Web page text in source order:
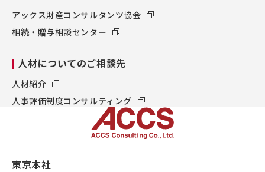
アックス財産コンサルタンツ協会
相続・贈与相談センター
人材についてのご相談先
人材紹介
人事評価制度コンサルティング
東京本社